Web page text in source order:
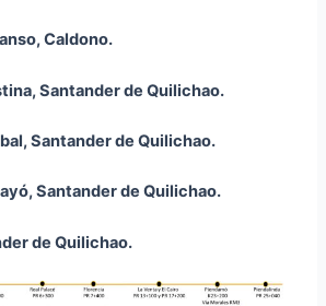
Caldono.
Santander de Quilichao.
, Santander de Quilichao.
, Santander de Quilichao.
de Quilichao.